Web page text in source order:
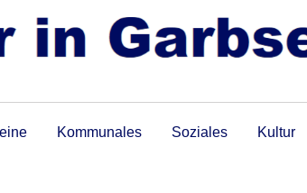
Kommunales Soziales Kultur